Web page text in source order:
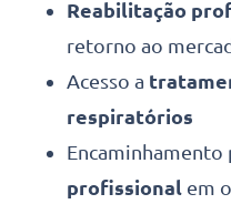
Reabilitação
retorno ao
Acesso a
respiratórios
Encaminhamento
profissional em